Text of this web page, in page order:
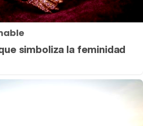
simboliza la feminidad